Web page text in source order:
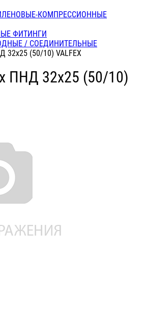
КОМПРЕССИОННЫЕ
ФИТИНГИ
/ СОЕДИНИТЕЛЬНЫЕ
32х25 (50/10) VALFEX
ПНД 32х25 (50/10)